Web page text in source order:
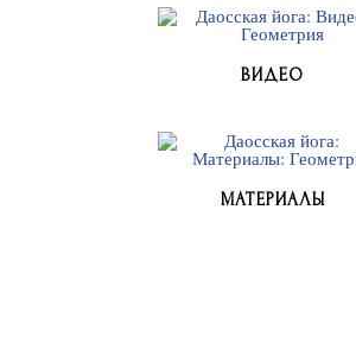
ВИДЕО
МАТЕРИАЛЫ